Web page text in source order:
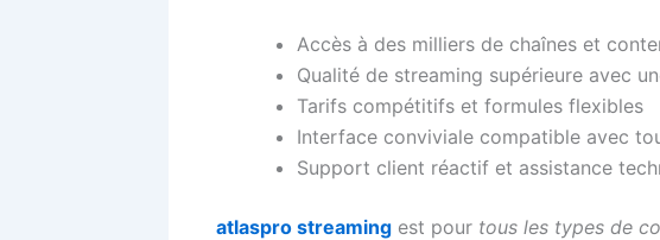
Accès à des milliers de chaînes et
Qualité de streaming supérieure avec
Tarifs compétitifs et formules flexibles
Interface conviviale compatible avec
Support client réactif et assistance
atlaspro streaming est pour tous les types de